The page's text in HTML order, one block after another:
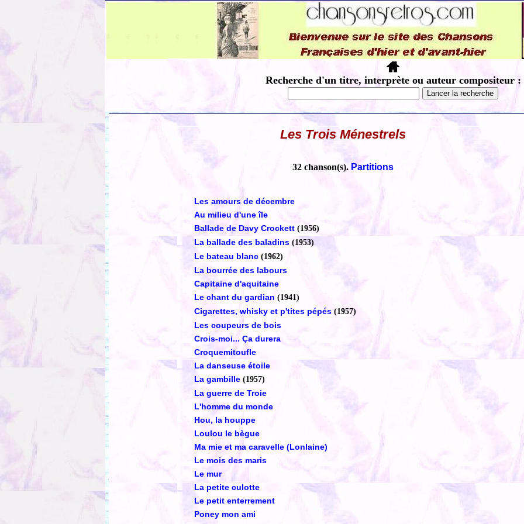
Recherche d'un titre, interprète ou auteur compositeur :
Les Trois Ménestrels
32 chanson(s). Partitions
Les amours de décembre
Au milieu d'une île
Ballade de Davy Crockett (1956)
La ballade des baladins (1953)
Le bateau blanc (1962)
La bourrée des labours
Capitaine d'aquitaine
Le chant du gardian (1941)
Cigarettes, whisky et p'tites pépés (1957)
Les coupeurs de bois
Crois-moi... Ça durera
Croquemitoufle
La danseuse étoile
La gambille (1957)
La guerre de Troie
L'homme du monde
Hou, la houppe
Loulou le bègue
Ma mie et ma caravelle (Lonlaine)
Le mois des maris
Le mur
La petite culotte
Le petit enterrement
Poney mon ami